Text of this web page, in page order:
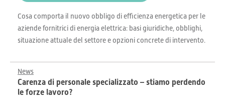
Cosa comporta il nuovo obbligo di efficienza energetica per le
aziende fornitrici di energia elettrica: basi giuridiche, obblighi,
situazione attuale del settore e opzioni concrete di intervento.
News
Carenza di personale specializzato – stiamo perdendo
le forze lavoro?